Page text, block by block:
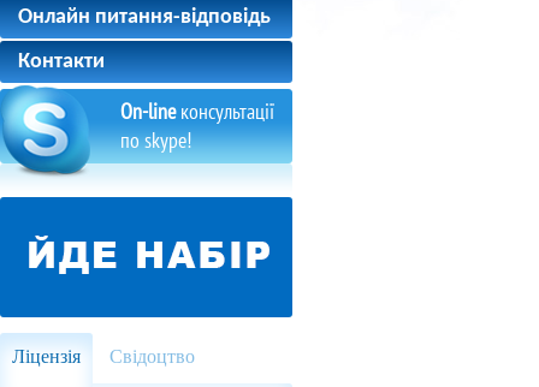
Онлайн питання-відповідь
Контакти
On-lineконсультації
по skype!
Ліцензія Свідоцтво